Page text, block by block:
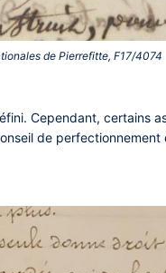
de Pierrefitte, F17/4074‎
Cependant, certains
de perfectionnement